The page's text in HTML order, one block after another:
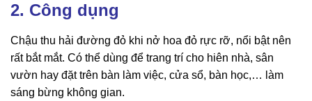
2. Công dụng
Chậu thu hải đường đỏ khi nở hoa đỏ rực rỡ, nổi bật nên
rất bắt mắt. Có thể dùng để trang trí cho hiên nhà, sân
vườn hay đặt trên bàn làm việc, cửa sổ, bàn học,… làm
sáng bừng không gian.